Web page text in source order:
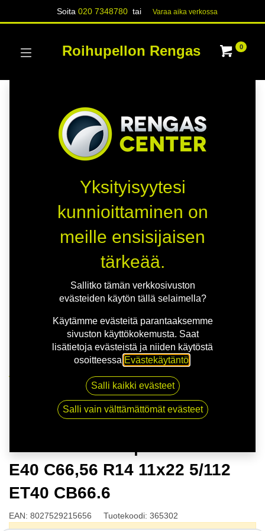
Soita020 7348780 tai Varaa aika verk​​​​ossa
Roihupellon Rengas 0
MSW 51 G.BLK | 11X22 5-112 E40 C66,56 R14 11x22
5/112 ET40 CB66.6
E40 C66,56 R14 11x22 5/112
ET40 CB66.6
EAN: 8027529215656 Tuotekoodi: 365302
Yksityisyytesi
kunnioittaminen on
meille ensisijaisen
tärkeää.
Sallitko tämän verkkosivuston
evästeiden käytön tällä selaimella?
Käytämme evästeitä parantaaksemme
sivuston käyttökokemusta. Saat
lisätietoja evästeistä ja niiden käytöstä
osoitteessa Evästekäytäntö
Salli kaikki evästeet
Salli vain välttämättömät evästeet